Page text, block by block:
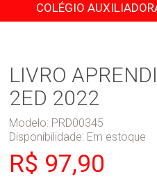
COLÉGIO
LIVRO
2ED 2022
Modelo: PRD00345
Disponibilidade: Em estoque
R$ 97,90